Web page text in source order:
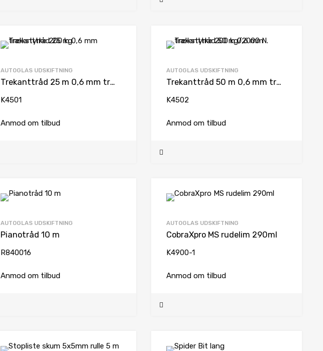
AUTOGLAS UDSKIFTNING
Trekanttråd 25 m 0,6 mm trækstyrke 200 kg
K4501
Anmod om tilbud
AUTOGLAS UDSKIFTNING
Trekanttråd 50 m 0,6 mm trækstyrke 200 kg/2000 N.
K4502
Anmod om tilbud
AUTOGLAS UDSKIFTNING
Pianotråd 10 m
R840016
Anmod om tilbud
AUTOGLAS UDSKIFTNING
CobraXpro MS rudelim 290ml
K4900-1
Anmod om tilbud